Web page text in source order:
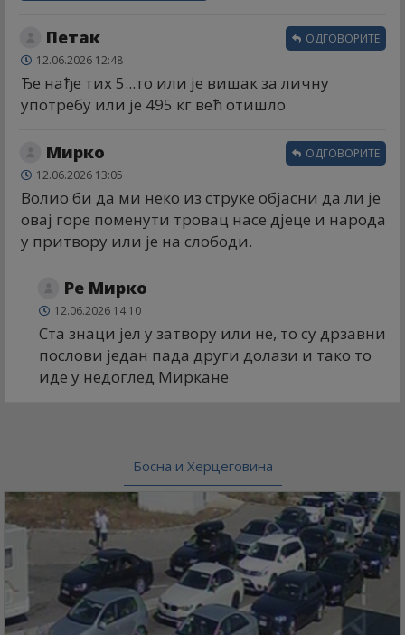
Петак
12.06.2026 12:48
Ђе нађе тих 5...то или је вишак за личну
употребу или је 495 кг већ отишло
ОДГОВОРИТЕ
Мирко
12.06.2026 13:05
Волио би да ми неко из струке објасни да ли је
овај горе поменути тровац насе дјеце и народа
у притвору или је на слободи.
ОДГОВОРИТЕ
Ре Мирко
12.06.2026 14:10
Ста знаци јел у затвору или не, то су дрзавни
послови један пада други долази и тако то
иде у недоглед Миркане
Босна и Херцеговина